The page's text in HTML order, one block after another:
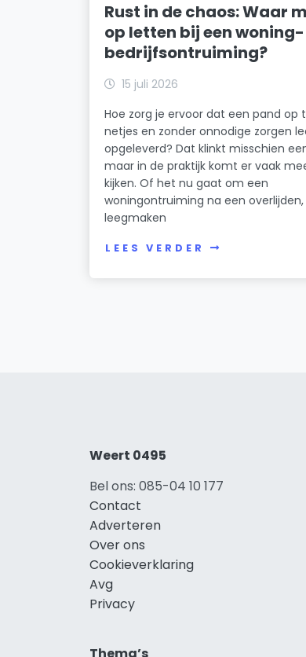
Rust in de chaos: Waar
op letten bij een
bedrijfsontruiming?
15 juli 2026
Hoe zorg je ervoor dat een pand op
netjes en zonder onnodige zorgen
opgeleverd? Dat klinkt misschien
maar in de praktijk komt er vaak
kijken. Of het nu gaat om een
woningontruiming na een
leegmaken
LEES VERDER
Weert 0495
Bel ons: 085-04 10 177
Contact
Adverteren
Over ons
Cookieverklaring
Avg
Privacy